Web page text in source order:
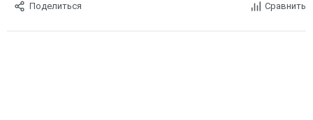
Поделиться Сравнить